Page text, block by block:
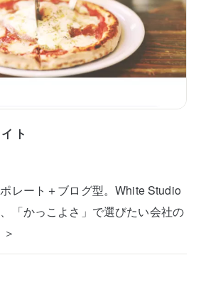
ト
レート＋ブログ型。White Studio
「かっこよさ」で選びたい会社の